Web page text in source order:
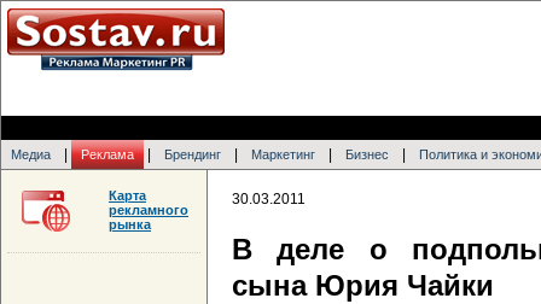
Медиа Реклама Брендинг Маркетинг Бизнес Политика и
30.03.2011
В деле о
сына Юрия Чайки
Карта
рекламного
рынка